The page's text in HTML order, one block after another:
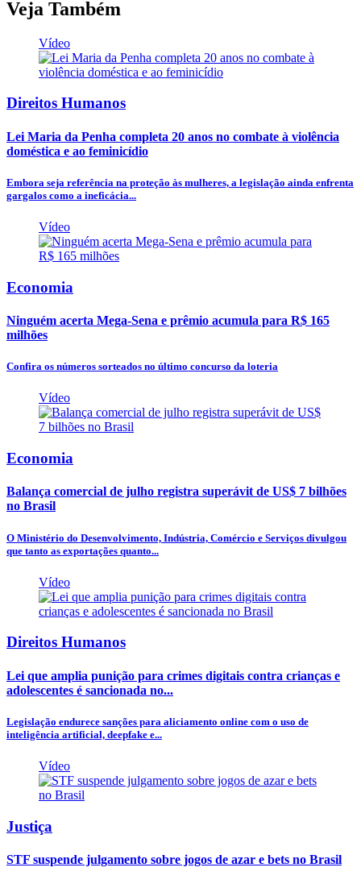
Veja Também
Vídeo
Direitos Humanos
Lei Maria da Penha completa 20 anos no combate à violência
doméstica e ao feminicídio
Embora seja referência na proteção às mulheres, a legislação ainda enfrenta
gargalos como a ineficácia...
Vídeo
Economia
Ninguém acerta Mega-Sena e prêmio acumula para R$ 165
milhões
Confira os números sorteados no último concurso da loteria
Vídeo
Economia
Balança comercial de julho registra superávit de US$ 7 bilhões
no Brasil
O Ministério do Desenvolvimento, Indústria, Comércio e Serviços divulgou
que tanto as exportações quanto...
Vídeo
Direitos Humanos
Lei que amplia punição para crimes digitais contra crianças e
adolescentes é sancionada no...
Legislação endurece sanções para aliciamento online com o uso de
inteligência artificial, deepfake e...
Vídeo
Justiça
STF suspende julgamento sobre jogos de azar e bets no Brasil